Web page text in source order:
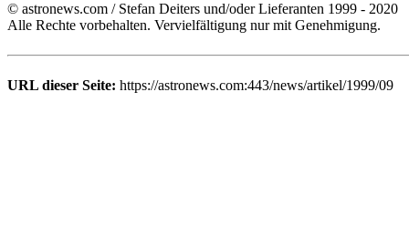
© astronews.com / Stefan Deiters und/oder Lieferanten 1999 - 2020
Alle Rechte vorbehalten. Vervielfältigung nur mit Genehmigung.
URL dieser Seite: https://astronews.com:443/news/artikel/1999/09